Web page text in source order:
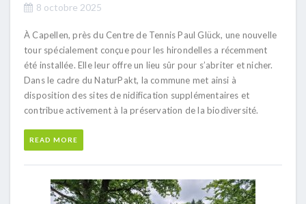
8 octobre 2025
À Capellen, près du Centre de Tennis Paul Glück, une nouvelle
tour spécialement conçue pour les hirondelles a récemment
été installée. Elle leur offre un lieu sûr pour s’abriter et nicher.
Dans le cadre du NaturPakt, la commune met ainsi à
disposition des sites de nidification supplémentaires et
contribue activement à la préservation de la biodiversité.
READ MORE